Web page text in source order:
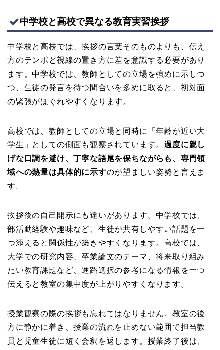
中学校と高校で異なる教育実習挨拶
中学校と高校では、挨拶の言葉そのものよりも、伝え
方のテンポと視線の置き方に差を意識する必要があり
ます。中学校では、教師としての立場を強めに示しつ
つ、生徒の発言を待つ間合いを多めに取ると、初対面
の緊張がほぐれやすくなります。
高校では、教師としての立場と同時に「年齢が近い大
学生」としての側面も観察されています。過度に親し
げな口調を避け、丁寧な語尾を保ちながらも、専門領
域への熱量は具体的に示すのが望ましい姿勢と言えま
す。
挨拶後の自己開示にも違いがあります。中学校では、
部活動経験や趣味など、生徒が共有しやすい話題を一
つ添えると関係性が築きやすくなります。高校では、
大学での研究内容、卒業論文のテーマ、将来取り組み
たい教育課題など、進路選択の参考になる情報を一つ
伝えると教室の集中度が上がりやすくなります。
授業観察の際の挨拶も忘れてはなりません。教室の後
方に静かに着き、授業の流れを止めない範囲で担当教
員と児童生徒に短く会釈を返します。授業終了後は、